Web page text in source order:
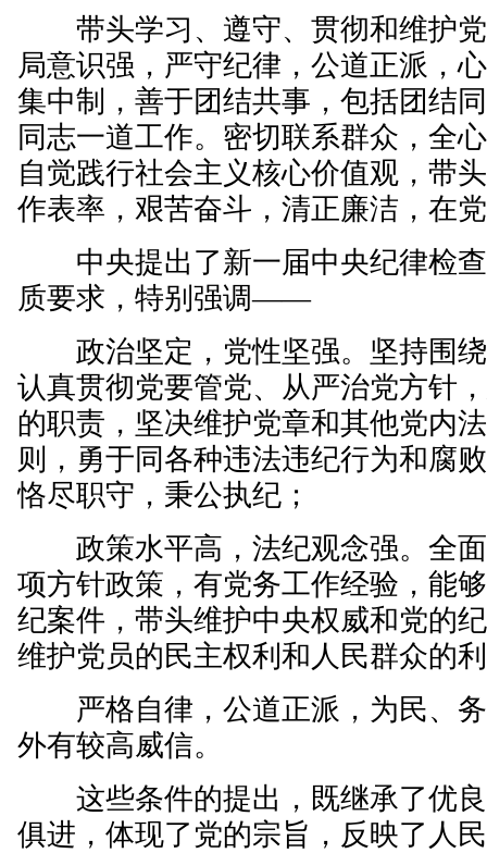
带头学习、遵守、贯彻和维护党
局意识强，严守纪律，公道正派，
集中制，善于团结共事，包括团结
同志一道工作。密切联系群众，全
自觉践行社会主义核心价值观，带
作表率，艰苦奋斗，清正廉洁，在
中央提出了新一届中央纪律检查
质要求，特别强调——
政治坚定，党性坚强。坚持围绕
认真贯彻党要管党、从严治党方针
的职责，坚决维护党章和其他党内
则，勇于同各种违法违纪行为和腐
恪尽职守，秉公执纪；
政策水平高，法纪观念强。全面
项方针政策，有党务工作经验，能
纪案件，带头维护中央权威和党的
维护党员的民主权利和人民群众的
严格自律，公道正派，为民、务
外有较高威信。
这些条件的提出，既继承了优良
俱进，体现了党的宗旨，反映了人